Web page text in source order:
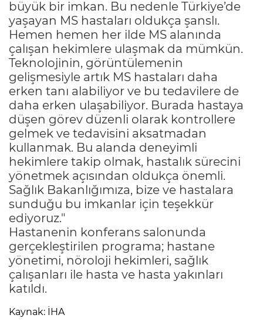
büyük bir imkan. Bu nedenle Türkiye’de
yaşayan MS hastaları oldukça şanslı.
Hemen hemen her ilde MS alanında
çalışan hekimlere ulaşmak da mümkün.
Teknolojinin, görüntülemenin
gelişmesiyle artık MS hastaları daha
erken tanı alabiliyor ve bu tedavilere de
daha erken ulaşabiliyor. Burada hastaya
düşen görev düzenli olarak kontrollere
gelmek ve tedavisini aksatmadan
kullanmak. Bu alanda deneyimli
hekimlere takip olmak, hastalık sürecini
yönetmek açısından oldukça önemli.
Sağlık Bakanlığımıza, bize ve hastalara
sunduğu bu imkanlar için teşekkür
ediyoruz."
Hastanenin konferans salonunda
gerçekleştirilen programa; hastane
yönetimi, nöroloji hekimleri, sağlık
çalışanları ile hasta ve hasta yakınları
katıldı.
Kaynak: İHA